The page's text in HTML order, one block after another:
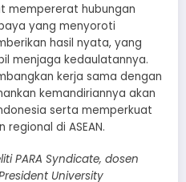
mempererat hubungan
yang menyoroti
hasil nyata, yang
menjaga kedaulatannya.
kerja sama dengan
kemandiriannya akan
serta memperkuat
di ASEAN.
PARA Syndicate, dosen
University